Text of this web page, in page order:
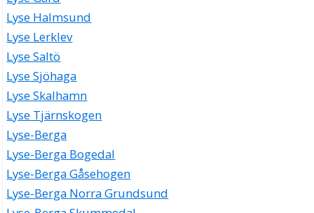
Lyse Halmsund
Lyse Lerklev
Lyse Saltö
Lyse Sjöhaga
Lyse Skalhamn
Lyse Tjärnskogen
Lyse-Berga
Lyse-Berga Bogedal
Lyse-Berga Gåsehogen
Lyse-Berga Norra Grundsund